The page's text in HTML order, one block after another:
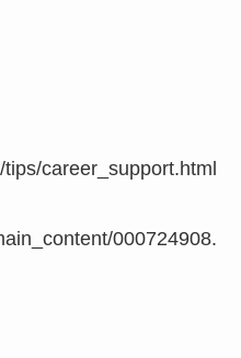
career_support.html
000724908.